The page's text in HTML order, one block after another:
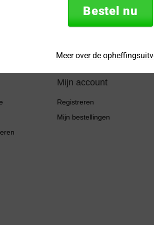
Mijn account
Registreren
Mijn bestellingen
Bestel nu
Meer over de